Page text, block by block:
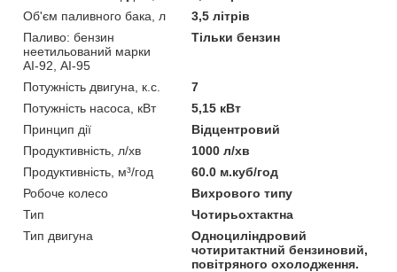
Об'єм паливного бака, л
3,5 літрів
Паливо: бензин
неетильований марки
АІ-92, АІ-95
Тільки бензин
Потужність двигуна, к.с.
7
Потужність насоса, кВт
5,15 кВт
Принцип дії
Відцентровий
Продуктивність, л/хв
1000 л/хв
Продуктивність, м³/год
60.0 м.куб/год
Робоче колесо
Вихрового типу
Тип
Чотирьохтактна
Тип двигуна
Одноциліндровий
чотиритактний бензиновий,
повітряного охолодження.